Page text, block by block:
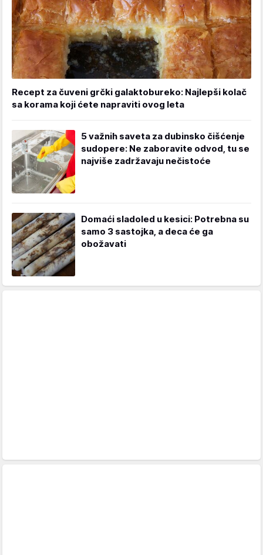
Recept za čuveni grčki galaktobureko: Najlepši kolač
sa korama koji ćete napraviti ovog leta
5 važnih saveta za dubinsko čišćenje
sudopere: Ne zaboravite odvod, tu se
najviše zadržavaju nečistoće
Domaći sladoled u kesici: Potrebna su
samo 3 sastojka, a deca će ga
obožavati